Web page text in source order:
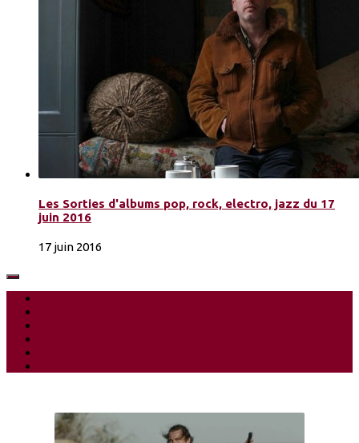
Les Sorties d'albums pop, rock, electro, jazz du 17
juin 2016
17 juin 2016